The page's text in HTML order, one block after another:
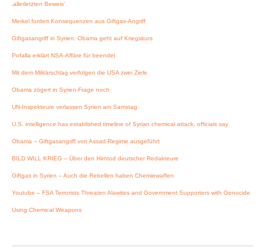
‚allerletzten Beweis‘
Merkel fordert Konsequenzen aus Giftgas-Angriff
Giftgasangriff in Syrien: Obama geht auf Kriegskurs
Pofalla erklärt NSA-Affäre für beendet
Mit dem Militärschlag verfolgen die USA zwei Ziele
Obama zögert in Syrien-Frage noch
UN-Inspekteure verlassen Syrien am Samstag
U.S. intelligence has established timeline of Syrian chemical attack, officials say
Obama – Giftgasangriff von Assad-Regime ausgeführt
BILD WILL KRIEG – Über den Hirntod deutscher Redakteure
Giftgas in Syrien – Auch die Rebellen haben Chemiewaffen
Youtube – FSA Terrorists Threaten Alawites and Government Supporters with Genocide
Using Chemical Weapons